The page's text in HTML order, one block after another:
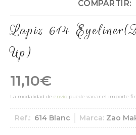
COMPARTIR:
Lapiz 614 Eyeliner
Up)
11,10€
La modalidad de envío puede variar el importe
Ref.: 614 Blanc Marca: Zao